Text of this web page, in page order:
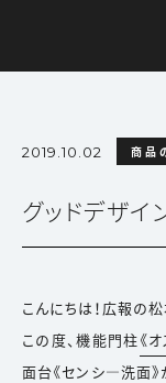
2019.10.02 商品
グッドデザ
こんにちは！広報の松
この度、機能門柱《
面台《センシ―洗面》